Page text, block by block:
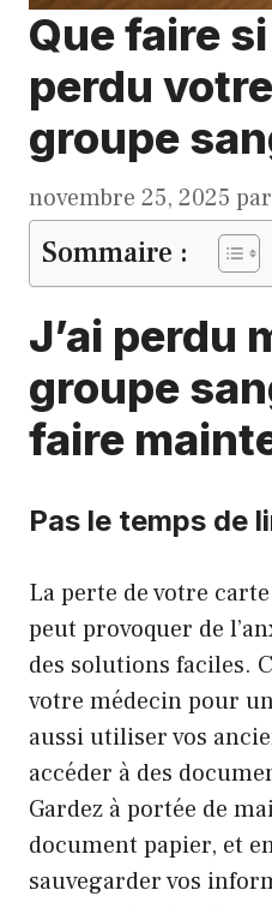
Que faire
perdu
groupe
novembre 25, 2025 par
Sommaire :
J’ai perdu
groupe
faire
Pas le temps de
La perte de votre
peut provoquer de
des solutions faciles.
votre médecin pour
aussi utiliser vos
accéder à des
Gardez à portée de
document papier, et
sauvegarder vos